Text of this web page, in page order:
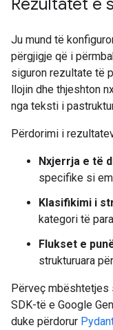
Rezultatet e
Ju mund të
përgjigje që i
siguron rezultate të
llojin dhe thjeshton
nga teksti i
Përdorimi i
Nxjerrja e të
specifike si
Klasifikimi i
kategori të
Flukset e
strukturuara
Përveç mbështetjes
SDK-të e Google
duke përdorur